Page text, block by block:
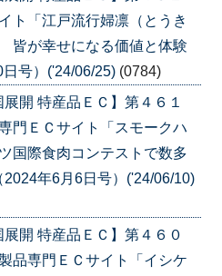
ト「江戸流行婦凛（とうき
皆が幸せになる価値と体験
号）('24/06/25) (0784)
開 特産品ＥＣ】第４６１
門ＥＣサイト「スモークハ
国際食肉コンテストで数多
2024年6月6日号）('24/06/10)
展開 特産品ＥＣ】第４６０
品専門ＥＣサイト「イシケ